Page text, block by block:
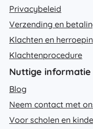
Privacybeleid
Verzending en
Klachten en
Klachtenprocedure
Nuttige informatie
Blog
Neem contact met
Voor scholen en